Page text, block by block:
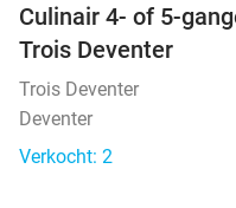
TODAY
Culinair 4- of 5-
Trois Deventer
Trois Deventer
Deventer
Verkocht: 2